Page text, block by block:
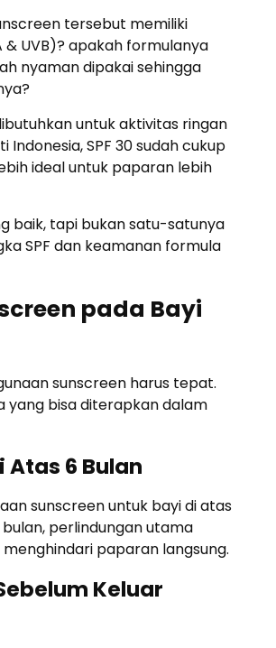
tersebut memiliki
UVB)? apakah formulanya
nyaman dipakai sehingga
untuk aktivitas ringan
SPF 30 sudah cukup
ideal untuk paparan lebih
baik, tapi bukan satu-satunya
SPF dan keamanan formula
pada Bayi
sunscreen harus tepat.
yang bisa diterapkan dalam
Atas 6 Bulan
sunscreen untuk bayi di atas
perlindungan utama
paparan langsung.
Keluar